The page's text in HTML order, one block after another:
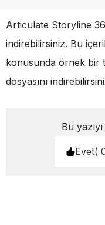
Articulate Storyline
indirebilirsiniz. Bu
konusunda örnek bir
dosyasını
Bu
Evet